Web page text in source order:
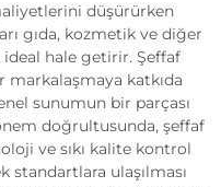
düşürürken
gıda, kozmetik ve diğer
hale getirir. Şeffaf
markalaşmaya katkıda
sunumun bir parçası
doğrultusunda, şeffaf
ve sıkı kalite kontrol
standartlara ulaşılması